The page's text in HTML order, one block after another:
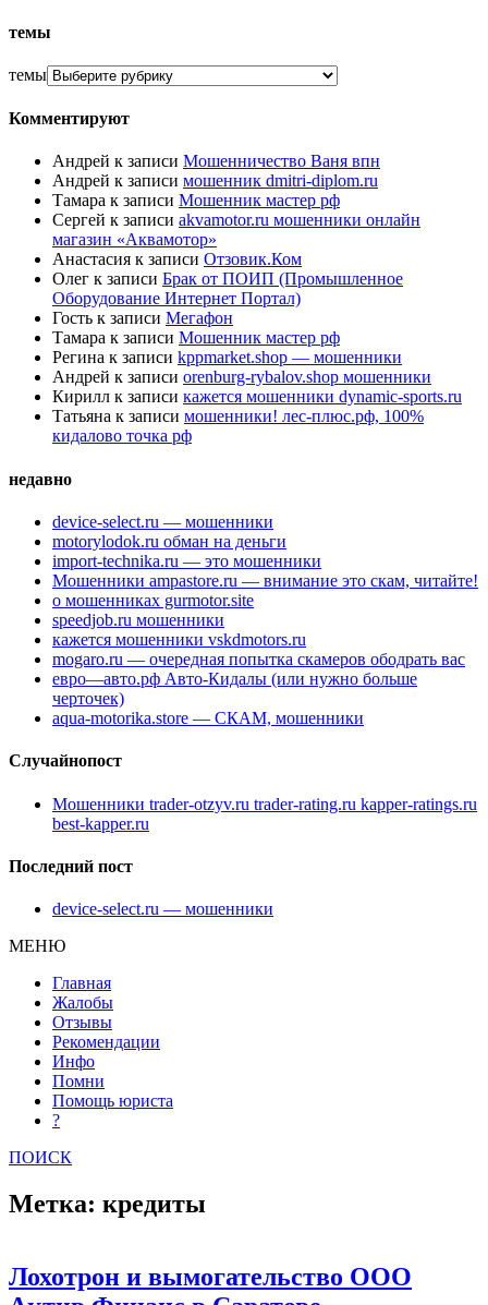
темы
темы
Комментируют
Андрей к записи Мошенничество Ваня впн
Андрей к записи мошенник dmitri-diplom.ru
Тамара к записи Мошенник мастер рф
Сергей к записи akvamotor.ru мошенники онлайн
магазин «Аквамотор»
Анастасия к записи Отзовик.Ком
Олег к записи Брак от ПОИП (Промышленное
Оборудование Интернет Портал)
Гость к записи Мегафон
Тамара к записи Мошенник мастер рф
Регина к записи kppmarket.shop — мошенники
Андрей к записи orenburg-rybalov.shop мошенники
Кирилл к записи кажется мошенники dynamic-sports.ru
Татьяна к записи мошенники! лес-плюс.рф, 100%
кидалово точка рф
недавно
device-select.ru — мошенники
motorylodok.ru обман на деньги
import-technika.ru — это мошенники
Мошенники ampastore.ru — внимание это скам, читайте!
о мошенниках gurmotor.site
speedjob.ru мошенники
кажется мошенники vskdmotors.ru
mogaro.ru — очередная попытка скамеров ободрать вас
евро—авто.рф Авто-Кидалы (или нужно больше
черточек)
aqua-motorika.store — СКАМ, мошенники
Случайнопост
Мошенники trader-otzyv.ru trader-rating.ru kapper-ratings.ru
best-kapper.ru
Последний пост
device-select.ru — мошенники
МЕНЮ
Главная
Жалобы
Отзывы
Рекомендации
Инфо
Помни
Помощь юриста
?
ПОИСК
Метка: кредиты
Лохотрон и вымогательство ООО